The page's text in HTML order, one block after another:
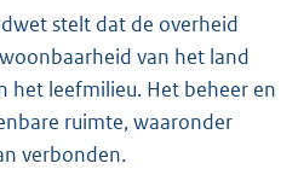
stelt dat de overheid
van het land
het leefmilieu. Het beheer en
ruimte, waaronder
verbonden.